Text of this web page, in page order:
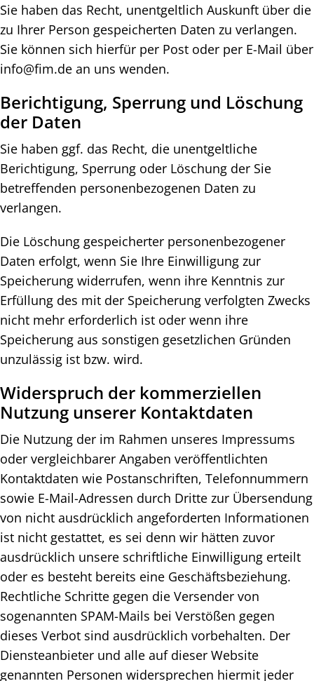
Sie haben das Recht, unentgeltlich Auskunft über die
zu Ihrer Person gespeicherten Daten zu verlangen.
Sie können sich hierfür per Post oder per E-Mail über
info@fim.de an uns wenden.
Berichtigung, Sperrung und Löschung
der Daten
Sie haben ggf. das Recht, die unentgeltliche
Berichtigung, Sperrung oder Löschung der Sie
betreffenden personenbezogenen Daten zu
verlangen.
Die Löschung gespeicherter personenbezogener
Daten erfolgt, wenn Sie Ihre Einwilligung zur
Speicherung widerrufen, wenn ihre Kenntnis zur
Erfüllung des mit der Speicherung verfolgten Zwecks
nicht mehr erforderlich ist oder wenn ihre
Speicherung aus sonstigen gesetzlichen Gründen
unzulässig ist bzw. wird.
Widerspruch der kommerziellen
Nutzung unserer Kontaktdaten
Die Nutzung der im Rahmen unseres Impressums
oder vergleichbarer Angaben veröffentlichten
Kontaktdaten wie Postanschriften, Telefonnummern
sowie E-Mail-Adressen durch Dritte zur Übersendung
von nicht ausdrücklich angeforderten Informationen
ist nicht gestattet, es sei denn wir hätten zuvor
ausdrücklich unsere schriftliche Einwilligung erteilt
oder es besteht bereits eine Geschäftsbeziehung.
Rechtliche Schritte gegen die Versender von
sogenannten SPAM-Mails bei Verstößen gegen
dieses Verbot sind ausdrücklich vorbehalten. Der
Diensteanbieter und alle auf dieser Website
genannten Personen widersprechen hiermit jeder